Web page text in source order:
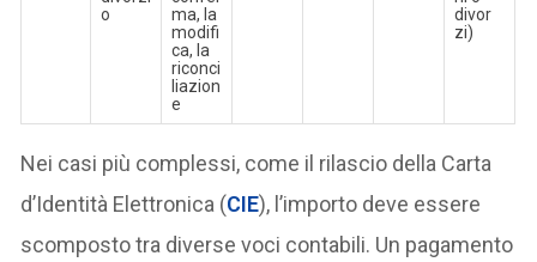
o
ma, la
modifi
ca, la
riconci
liazion
e
divor
zi)
Nei casi più complessi, come il rilascio della Carta
d’Identità Elettronica (CIE), l’importo deve essere
scomposto tra diverse voci contabili. Un pagamento